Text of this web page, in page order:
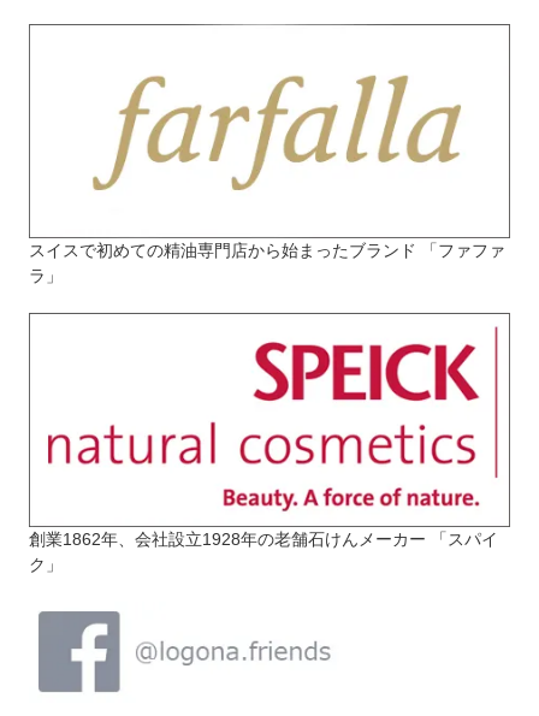
スイスで初めての精油専門店から始まったブランド 「ファファ
ラ」
創業1862年、会社設立1928年の老舗石けんメーカー 「スパイ
ク」